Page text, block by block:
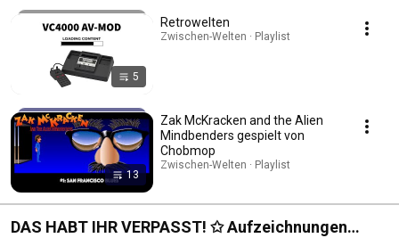
5
Retrowelten
Zwischen-Welten · Playlist
13
Zak McKracken and the Alien
Mindbenders gespielt von
Chobmop
Zwischen-Welten · Playlist
DAS HABT IHR VERPASST! ✩ Aufzeichnungen